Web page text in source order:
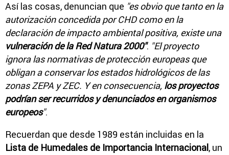
Así las cosas, denuncian que "es obvio que tanto en la
autorización concedida por CHD como en la
declaración de impacto ambiental positiva, existe una
vulneración de la Red Natura 2000". "El proyecto
ignora las normativas de protección europeas que
obligan a conservar los estados hidrológicos de las
zonas ZEPA y ZEC. Y en consecuencia, los proyectos
podrían ser recurridos y denunciados en organismos
europeos".
Recuerdan que desde 1989 están incluidas en la
Lista de Humedales de Importancia Internacional, un